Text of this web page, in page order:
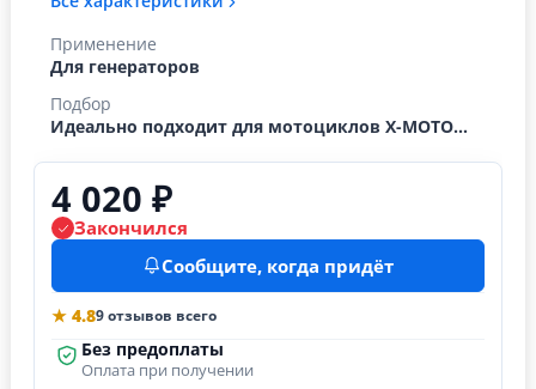
Применение
Для генераторов
Подбор
Идеально подходит для мотоциклов X-MOTO...
4 020 ₽
Закончился
Сообщите, когда придёт
★ 4.89 отзывов всего
Без предоплаты
Оплата при получении